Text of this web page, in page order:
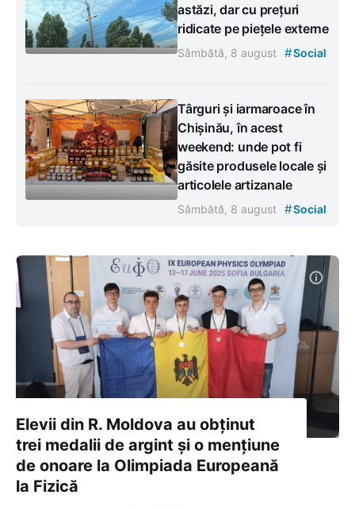
astăzi, dar cu prețuri
ridicate pe piețele externe
Sâmbătă, 8 august #Social
Târguri și iarmaroace în
Chișinău, în acest
weekend: unde pot fi
găsite produsele locale și
articolele artizanale
Sâmbătă, 8 august #Social
Elevii din R. Moldova au obținut
trei medalii de argint și o mențiune
de onoare la Olimpiada Europeană
la Fizică